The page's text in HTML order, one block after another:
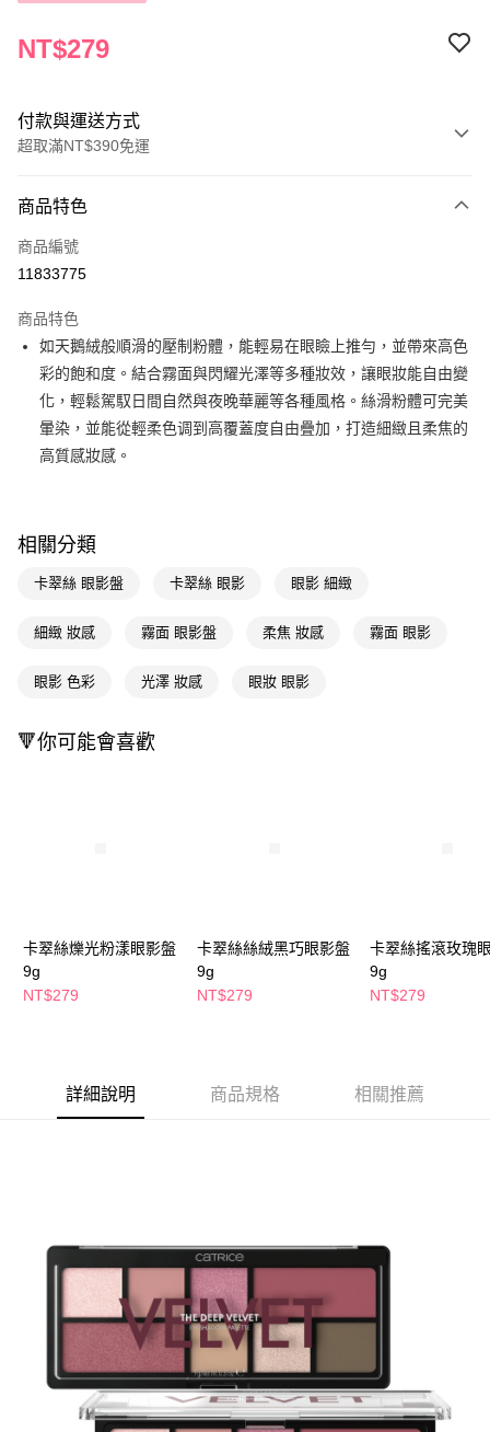
NT$279
付款與運送方式
超取滿NT$390免運
POYA支付
信用卡一次付款
LINE Pay
Apple Pay
街口支付
悠遊付
AFTEE先享後付
【關於「AFTEE先享後付」】
便利好安心！
２．便利：只要手機號碼，簡訊認證，即可結帳。
３．安心：先確認商品／服務後，再付款。
【「AFTEE先享後付」結帳流程】
１．於結帳方式選擇「AFTEE先享後付」後，將跳轉至「AFTEE先享後付」
客戶支援中心」https://netprotections.freshdesk.com/support/home
【注意事項】
https://aftee.tw/terms/#terms3
３．未成年的使用者請事先徵得法定代理人或監護人之同意方可使用
恩沛科技股份有限公司將有權停止該用戶之使用額度並採取法律行動。
每筆NT$65，滿NT$390(含以上)免運費
每筆NT$65，滿NT$490(含以上)免運費
7-11取貨付款
宅配(本島)
商品特色
商品編號
11833775
商品特色
如天鵝絨般順滑的壓制粉體，能輕易在眼瞼上推勻，並帶來高色
彩的飽和度。結合霧面與閃耀光澤等多種妝效，讓眼妝能自由變
化，輕鬆駕馭日間自然與夜晚華麗等各種風格。絲滑粉體可完美
暈染，並能從輕柔色调到高覆蓋度自由疊加，打造細緻且柔焦的
高質感妝感。
相關分類
卡翠絲 眼影盤 卡翠絲 眼影 眼影 細緻
細緻 妝感 霧面 眼影盤 柔焦 妝感 霧面 眼影
眼影 色彩 光澤 妝感 眼妝 眼影
🔻你可能會喜歡
卡翠絲爍光粉漾眼影盤
9g
NT$279
卡翠絲絲絨黑巧眼影盤
9g
NT$279
卡翠絲搖滾玫瑰
9g
NT$279
詳細說明 商品規格 相關推薦